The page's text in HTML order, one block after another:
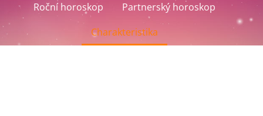
Roční horoskop
Partnerský horoskop
Charakteristika